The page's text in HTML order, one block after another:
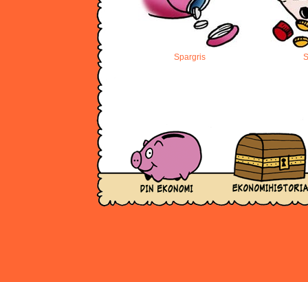
Spargris